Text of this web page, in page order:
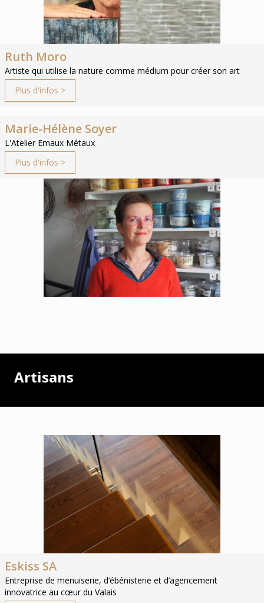
Ruth Moro
Artiste qui utilise la nature comme médium pour créer son art
Plus d'infos >
Marie-Hélène Soyer
L'Atelier Emaux Métaux
Plus d'infos >
Artisans
Eskiss SA
Entreprise de menuiserie, d’ébénisterie et d’agencement
innovatrice au cœur du Valais